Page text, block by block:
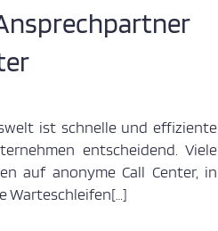
ist schnelle und effiziente
entscheidend. Viele
auf anonyme Call Center, in
Warteschleifen[…]